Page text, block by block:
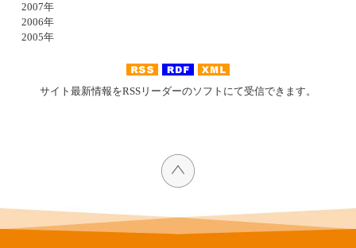
2007年
2006年
2005年
サイト最新情報をRSSリーダーのソフトにて受信できます。